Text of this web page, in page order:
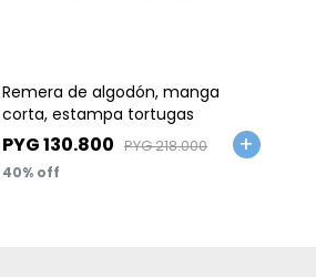
Remera de algodón, manga
corta, estampa tortugas
PYG130.800 PYG218.000
40